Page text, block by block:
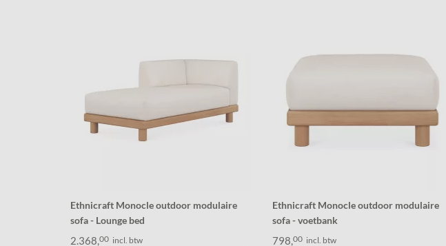
Ethnicraft Monocle outdoor modulaire
sofa - Lounge bed
De Monocle outdoor modulaire sofa is
2.368,00 incl. btw
Ethnicraft Monocle outdoor modulaire
sofa - voetbank
De Monocle outdoor modulaire sofa is
798,00 incl. btw